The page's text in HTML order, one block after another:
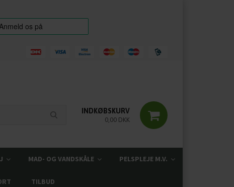
INDKØBSKURV
0,00 DKK
MAD- OG VANDSKÅLE PELSPLEJE M.V.
TILBUD